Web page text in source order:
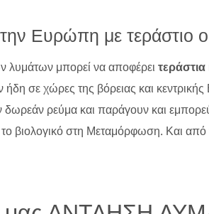
Ευρώπη με τεράστιο
λυμάτων μπορεί να αποφέρει
ήδη σε χώρες της βόρειας και
ρεύμα και παράγουν και
το βιολογικό στη Μεταμόρφωση. Και